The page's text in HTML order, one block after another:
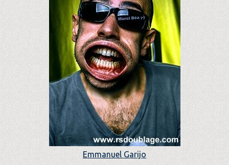
Emmanuel Garijo